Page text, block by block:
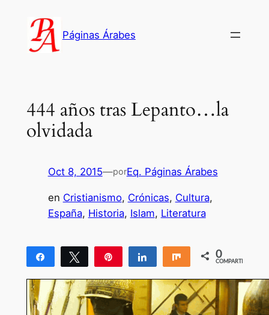
contenido
Páginas Árabes
444 años tras Lepanto…la
olvidada
Oct 8, 2015—porEq. Páginas Árabes
en Cristianismo, Crónicas, Cultura
España, Historia, Islam, Literatura
Compartir Twittear Compartir Compartir
0
COMPARTIR